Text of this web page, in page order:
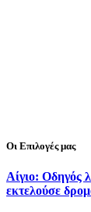
Οι Επιλογές μας
Αίγιο: Οδηγός
εκτελούσε